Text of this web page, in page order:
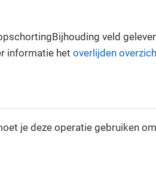
veld
informatie het overlijden
je deze operatie gebruiken